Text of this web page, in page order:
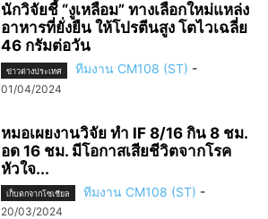
นักวิจัยชี้ “งูเหลือม” ทางเลือกใหม่แหล่ง
อาหารที่ยั่งยืน ให้โปรตีนสูง โตไวเฉลี่ย
46 กรัมต่อวัน
ข่าวต่างประเทศ ทีมงาน CM108 (ST) -
01/04/2024
หมอเผยงานวิจัย ทำ IF 8/16 กิน 8 ชม.
อด 16 ชม. มีโอกาสเสียชีวิตจากโรค
หัวใจ...
เก็บตกจากโซเชียล ทีมงาน CM108 (ST) -
20/03/2024